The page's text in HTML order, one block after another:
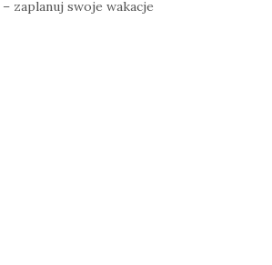
zaplanuj swoje wakacje